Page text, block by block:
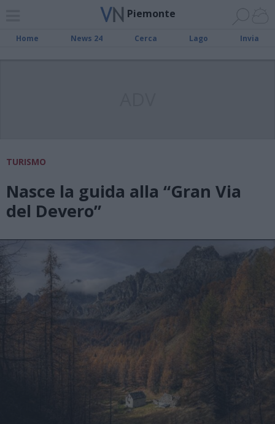
Piemonte
Home News 24 Cerca Lago Invia
TURISMO
Nasce la guida alla “Gran Via
del Devero”